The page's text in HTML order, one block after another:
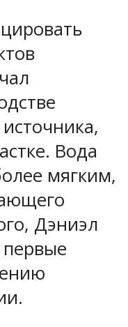
Вода
мягким,
Дэниэл